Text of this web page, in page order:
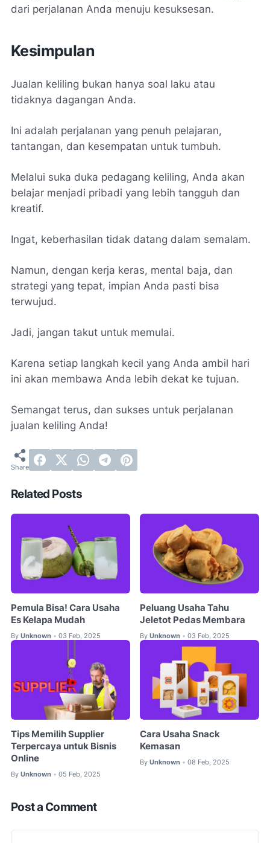
dari perjalanan Anda menuju kesuksesan.
Kesimpulan
Jualan keliling bukan hanya soal laku atau
tidaknya dagangan Anda.
Ini adalah perjalanan yang penuh pelajaran,
tantangan, dan kesempatan untuk tumbuh.
Melalui suka duka pedagang keliling, Anda akan
belajar menjadi pribadi yang lebih tangguh dan
kreatif.
Ingat, keberhasilan tidak datang dalam semalam.
Namun, dengan kerja keras, mental baja, dan
strategi yang tepat, impian Anda pasti bisa
terwujud.
Jadi, jangan takut untuk memulai.
Karena setiap langkah kecil yang Anda ambil hari
ini akan membawa Anda lebih dekat ke tujuan.
Semangat terus, dan sukses untuk perjalanan
jualan keliling Anda!
Related Posts
Pemula Bisa! Cara Usaha
Es Kelapa Mudah
By Unknown • 03 Feb, 2025
Peluang Usaha Tahu
Jeletot Pedas Membara
By Unknown • 03 Feb, 2025
Tips Memilih Supplier
Terpercaya untuk Bisnis
Online
By Unknown • 05 Feb, 2025
Cara Usaha Snack
Kemasan
By Unknown • 08 Feb, 2025
Post a Comment